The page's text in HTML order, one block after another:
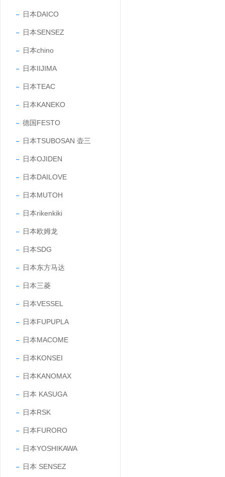
日本DAICO
日本SENSEZ
日本chino
日本IIJIMA
日本TEAC
日本KANEKO
德国FESTO
日本TSUBOSAN 壶三
日本OJIDEN
日本DAILOVE
日本MUTOH
日本rikenkiki
日本欧姆龙
日本SDG
日本东方马达
日本三菱
日本VESSEL
日本FUPUPLA
日本MACOME
日本KONSEI
日本KANOMAX
日本 KASUGA
日本RSK
日本FURORO
日本YOSHIKAWA
日本 SENSEZ